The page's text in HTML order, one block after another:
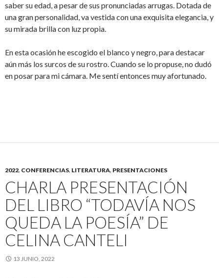
saber su edad, a pesar de sus pronunciadas arrugas. Dotada de
una gran personalidad, va vestida con una exquisita elegancia, y
su mirada brilla con luz propia.
En esta ocasión he escogido el blanco y negro, para destacar
aún más los surcos de su rostro. Cuando se lo propuse, no dudó
en posar para mi cámara. Me sentí entonces muy afortunado.
2022, CONFERENCIAS, LITERATURA, PRESENTACIONES
CHARLA PRESENTACIÓN
DEL LIBRO “TODAVÍA NOS
QUEDA LA POESÍA” DE
CELINA CANTELI
13 JUNIO, 2022